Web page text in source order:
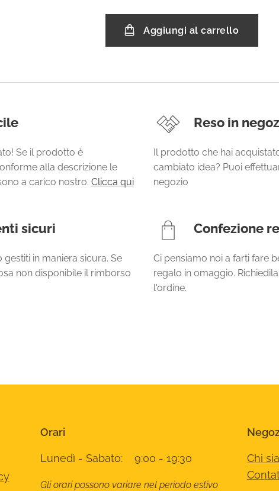
Aggiungi al carrello
Se il prodotto è
alla descrizione le
a carico nostro. Clicca qui
Reso in
Il prodotto che hai
cambiato idea? Puoi
negozio
sicuri
in maniera sicura. Se
non disponibile il rimborso
Confezione
Ci pensiamo noi a farti fare
regalo in omaggio.
l'ordine.
Orari
Lunedì - Sabato: 9:00 - 19:30
Gli orari possono variare nel periodo estivo
Chi